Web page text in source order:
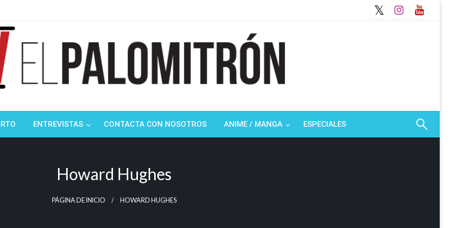
ENTREVISTAS CONTACTA CON NOSOTROS ANIME / MANGA ESPECIALES
Howard Hughes
PÁGINA DE INICIO HOWARD HUGHES